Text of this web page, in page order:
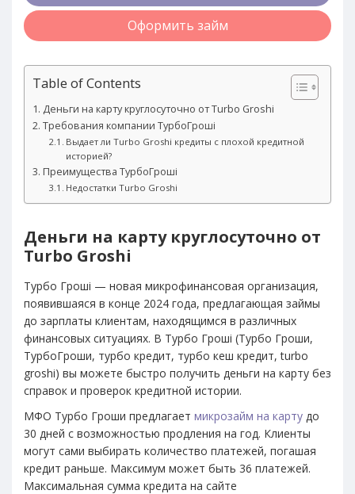
Оформить займ
Table of Contents
Деньги на карту круглосуточно от Turbo Groshi
Требования компании ТурбоГроші
Выдает ли Turbo Groshi кредиты с плохой кредитной
историей?
Преимущества ТурбоГроші
Недостатки Turbo Groshi
Деньги на карту круглосуточно от
Turbo Groshi
Турбо Гроші — новая микрофинансовая организация,
появившаяся в конце 2024 года, предлагающая займы
до зарплаты клиентам, находящимся в различных
финансовых ситуациях. В Турбо Гроші (Турбо Гроши,
ТурбоГроши, турбо кредит, турбо кеш кредит, turbo
groshi) вы можете быстро получить деньги на карту без
справок и проверок кредитной истории.
МФО Турбо Гроши предлагает микрозайм на карту до
30 дней с возможностью продления на год. Клиенты
могут сами выбирать количество платежей, погашая
кредит раньше. Максимум может быть 36 платежей.
Максимальная сумма кредита на сайте